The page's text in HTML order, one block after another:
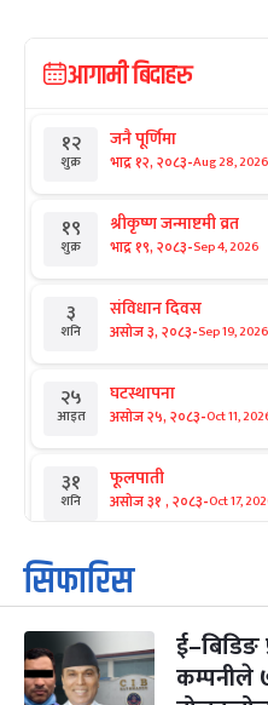
आगामी बिदाहरु
१२
शुक्र
जनै पूर्णिमा
भाद्र १२, २०८३-Aug 28, 2026
१९
शुक्र
श्रीकृष्ण जन्माष्टमी व्रत
भाद्र १९, २०८३-Sep 4, 2026
३
शनि
संविधान दिवस
असोज ३, २०८३-Sep 19, 2026
२५
आइत
घटस्थापना
असोज २५, २०८३-Oct 11,
३१
शनि
फूलपाती
असोज ३१ , २०८३-Oct 17,
१
आइत
कार्तिक सङ्क्रान्ति
कार्तिक १, २०८३
३
मंगल
महानवमी
कार्तिक ३, २०८३-Oct 20,
सिफारिस
ई–बिडिङ
कम्पनीले